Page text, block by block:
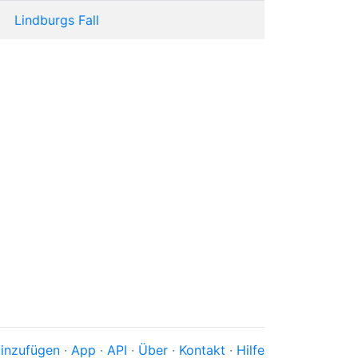
Lindburgs Fall
· App · API · Über · Kontakt · Hilfe